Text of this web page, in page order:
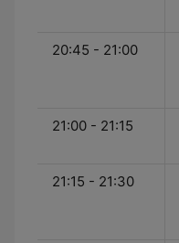
20:45 - 21:00
21:00 - 21:15
21:15 - 21:30